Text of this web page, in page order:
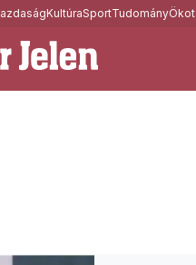
KultúraSportTudomány